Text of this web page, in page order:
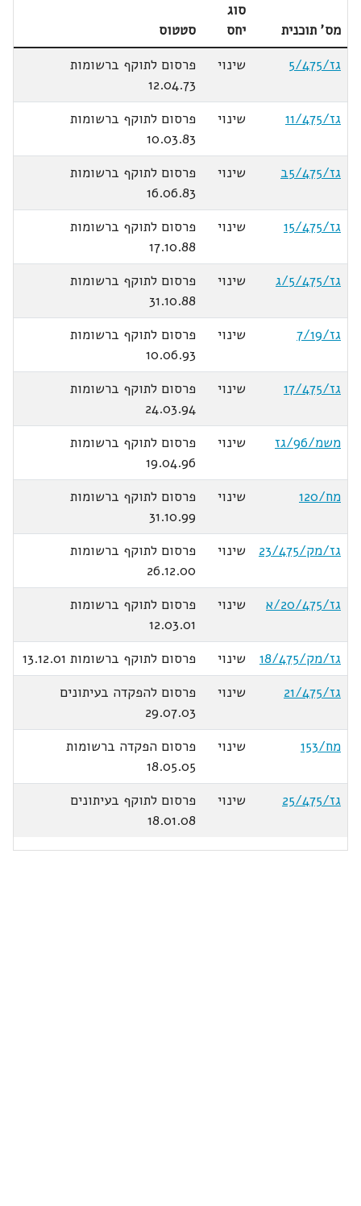
מס' תוכנית
סוג
יחס
סטטוס
גז/5/475
שינוי
פרסום לתוקף ברשומות
12.04.73
גז/11/475
שינוי
פרסום לתוקף ברשומות
10.03.83
גז/5/475ב
שינוי
פרסום לתוקף ברשומות
16.06.83
גז/15/475
שינוי
פרסום לתוקף ברשומות
17.10.88
גז/5/475/ג
שינוי
פרסום לתוקף ברשומות
31.10.88
גז/7/19
שינוי
פרסום לתוקף ברשומות
10.06.93
גז/17/475
שינוי
פרסום לתוקף ברשומות
24.03.94
משמ/96/גז
שינוי
פרסום לתוקף ברשומות
19.04.96
מח/120
שינוי
פרסום לתוקף ברשומות
31.10.99
גז/מק/23/475
שינוי
פרסום לתוקף ברשומות
26.12.00
גז/20/475/א
שינוי
פרסום לתוקף ברשומות
12.03.01
גז/מק/18/475
שינוי
פרסום לתוקף ברשומות 13.12.01
גז/21/475
שינוי
פרסום להפקדה בעיתונים
29.07.03
מח/153
שינוי
פרסום הפקדה ברשומות
18.05.05
גז/25/475
שינוי
פרסום לתוקף בעיתונים
18.01.08